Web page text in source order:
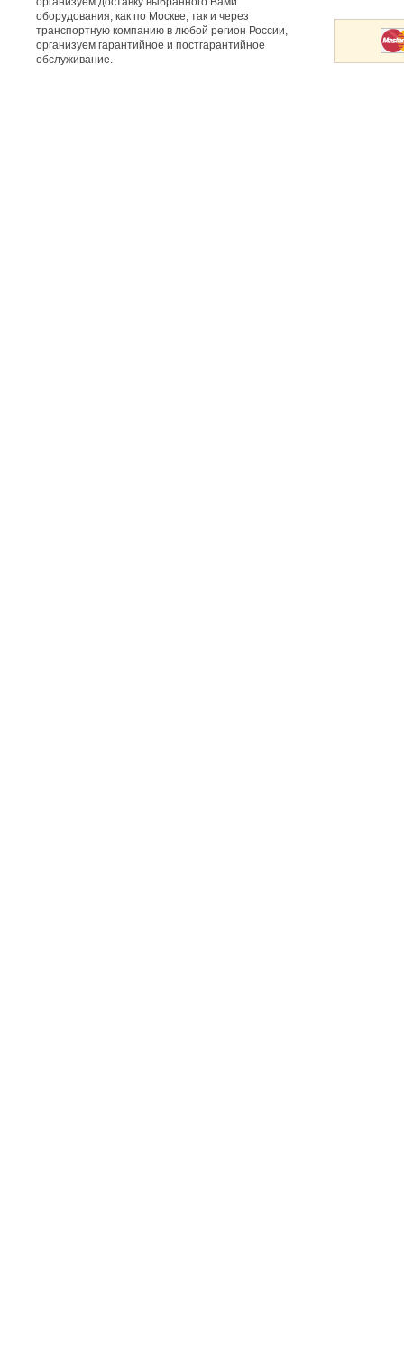
оборудования, как по Москве, так и через
транспортную компанию в любой регион России,
организуем гарантийное и постгарантийное
обслуживание.